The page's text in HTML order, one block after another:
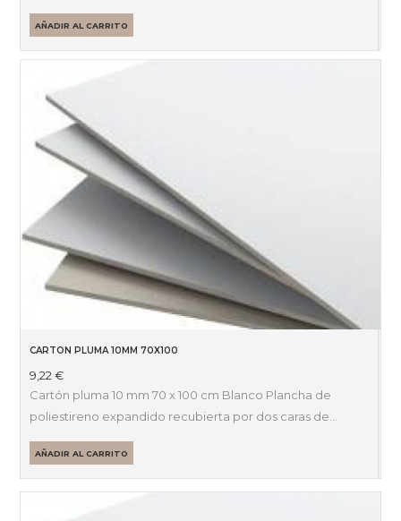
AÑADIR AL CARRITO
CARTON PLUMA 10MM 70X100
9,22€
Cartón pluma 10 mm 70 x 100 cm Blanco Plancha de
poliestireno expandido recubierta por dos caras de…
AÑADIR AL CARRITO